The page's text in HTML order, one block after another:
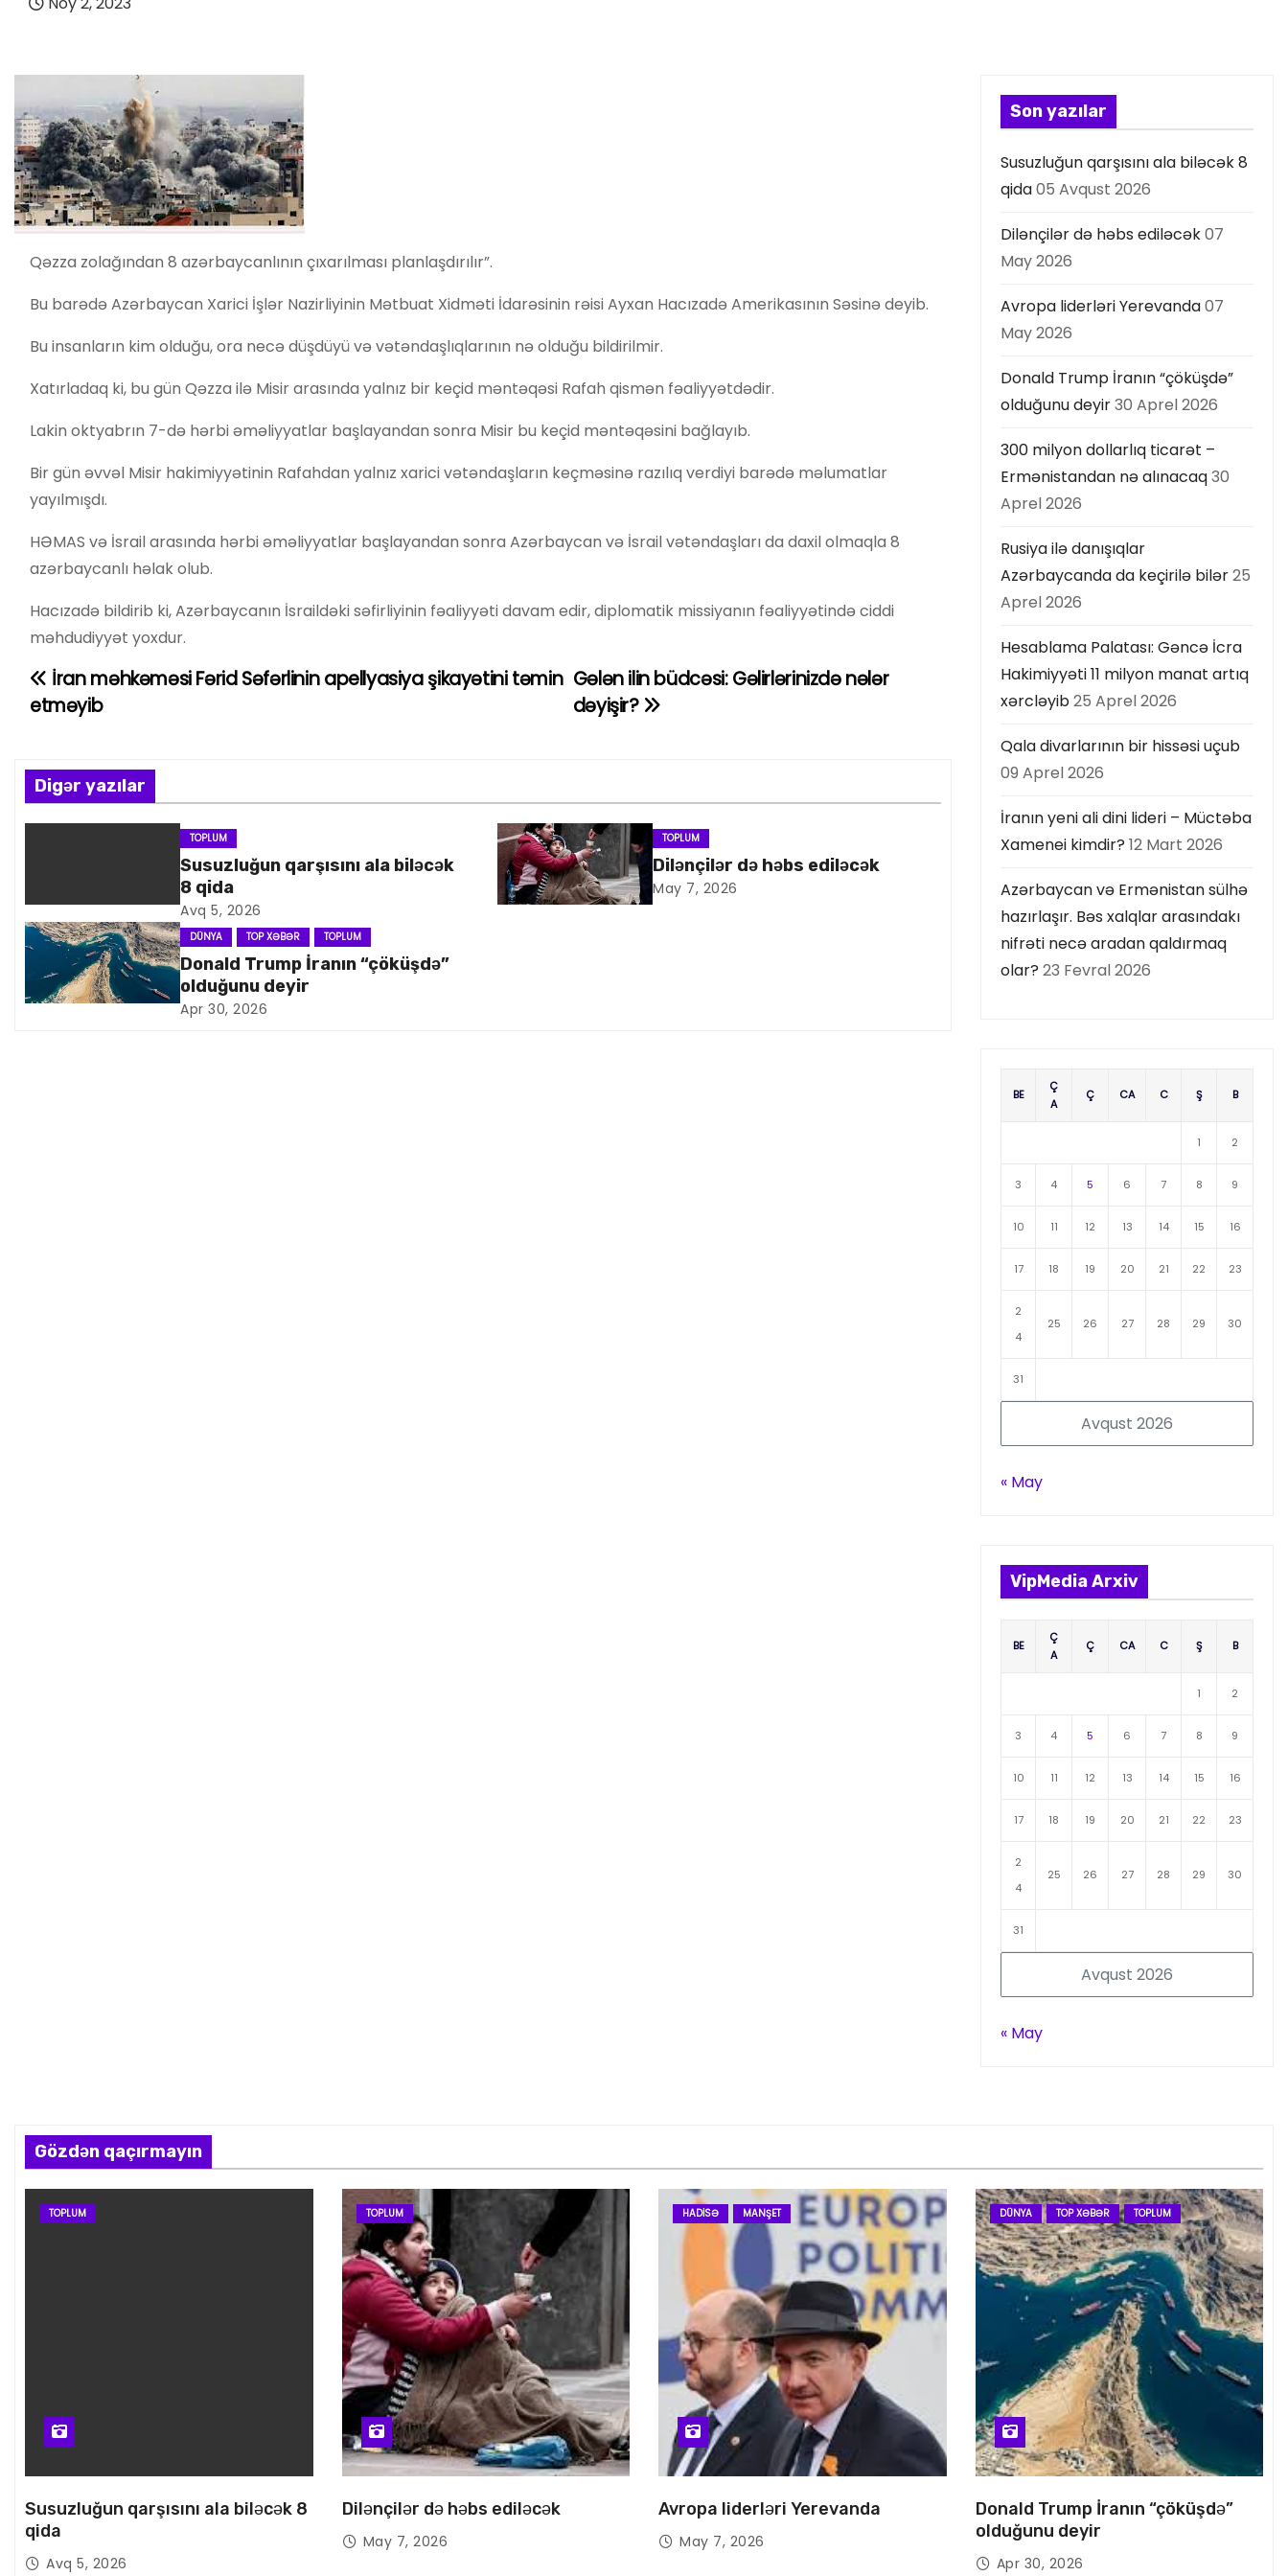
Qəzza zolağından 8 azərbaycanlının çıxarılması planlaşdırılır”.
Bu barədə Azərbaycan Xarici İşlər Nazirliyinin Mətbuat Xidməti İdarəsinin rəisi Ayxan Hacızadə Amerikasının Səsinə deyib.
Bu insanların kim olduğu, ora necə düşdüyü və vətəndaşlıqlarının nə olduğu bildirilmir.
Xatırladaq ki, bu gün Qəzza ilə Misir arasında yalnız bir keçid məntəqəsi Rafah qismən fəaliyyətdədir.
Lakin oktyabrın 7-də hərbi əməliyyatlar başlayandan sonra Misir bu keçid məntəqəsini bağlayıb.
Bir gün əvvəl Misir hakimiyyətinin Rafahdan yalnız xarici vətəndaşların keçməsinə razılıq verdiyi barədə məlumatlar
yayılmışdı.
HƏMAS və İsrail arasında hərbi əməliyyatlar başlayandan sonra Azərbaycan və İsrail vətəndaşları da daxil olmaqla 8
azərbaycanlı həlak olub.
Hacızadə bildirib ki, Azərbaycanın İsraildəki səfirliyinin fəaliyyəti davam edir, diplomatik missiyanın fəaliyyətində ciddi
məhdudiyyət yoxdur.
Y
z
ı
v
q
Gələn ilin büdcəsi: Gəlirlərinizdə nələr
dəyişir?
İran məhkəməsi Fərid Səfərlinin apellyasiya şikayətini təmin
etməyib
Digər yazılar
TOPLUM
Susuzluğun qarşısını ala biləcək
8 qida
Avq 5, 2026
TOPLUM
Dilənçilər də həbs ediləcək
May 7, 2026
DÜNYA TOP XƏBƏR TOPLUM
Donald Trump İranın “çöküşdə”
olduğunu deyir
Apr 30, 2026
Son yazılar
Susuzluğun qarşısını ala biləcək 8
qida05 Avqust 2026
Dilənçilər də həbs ediləcək07
May 2026
Avropa liderləri Yerevanda07
May 2026
Donald Trump İranın “çöküşdə”
olduğunu deyir30 Aprel 2026
300 milyon dollarlıq ticarət –
Ermənistandan nə alınacaq30
Aprel 2026
Rusiya ilə danışıqlar
Azərbaycanda da keçirilə bilər25
Aprel 2026
Hesablama Palatası: Gəncə İcra
Hakimiyyəti 11 milyon manat artıq
xərcləyib25 Aprel 2026
Qala divarlarının bir hissəsi uçub
09 Aprel 2026
İranın yeni ali dini lideri – Müctəba
Xamenei kimdir? 12 Mart 2026
Azərbaycan və Ermənistan sülhə
hazırlaşır. Bəs xalqlar arasındakı
nifrəti necə aradan qaldırmaq
olar? 23 Fevral 2026
Avqust 2026
BE
Ç
A
Ç CA C Ş B
1 2
3 4 5 6 7 8 9
10 11 12 13 14 15 16
17 18 19 20 21 22 23
2
4
25 26 27 28 29 30
31
« May
VipMedia Arxiv
Avqust 2026
BE
Ç
A
Ç CA C Ş B
1 2
3 4 5 6 7 8 9
10 11 12 13 14 15 16
17 18 19 20 21 22 23
2
4
25 26 27 28 29 30
31
« May
Gözdən qaçırmayın
TOPLUM
Susuzluğun qarşısını ala biləcək 8
qida
Avq 5, 2026
TOPLUM
Dilənçilər də həbs ediləcək
May 7, 2026
HADISƏ MANŞET
Avropa liderləri Yerevanda
May 7, 2026
DÜNYA TOP XƏBƏR TOPLUM
Donald Trump İranın “çöküşdə”
olduğunu deyir
Apr 30, 2026